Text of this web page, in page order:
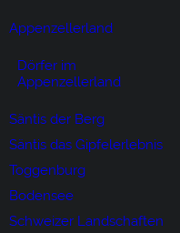
Appenzellerland
Dörfer im
Appenzellerland
Säntis der Berg
Säntis das Gipfelerlebnis
Toggenburg
Bodensee
Schweizer Landschaften